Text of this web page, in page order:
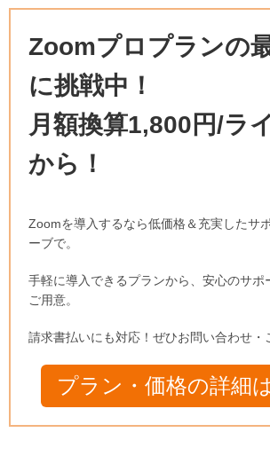
Zoomプロプランの
に挑戦中！
月額換算1,800円/ラ
から！
Zoomを導入するなら低価格＆充実したサ
ーブで。
手軽に導入できるプランから、安心のサポ
ご用意。
請求書払いにも対応！ぜひお問い合わせ・
プラン・価格の詳細